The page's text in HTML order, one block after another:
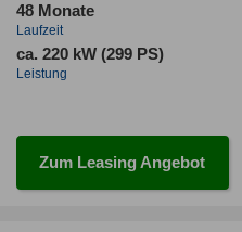
48 Monate
Laufzeit
ca. 220 kW (299 PS)
Leistung
Zum Leasing Angebot